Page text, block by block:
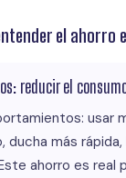
el ahorro
reducir el
usar
ducha más
ahorro es real